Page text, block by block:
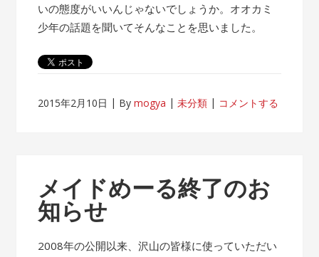
いの態度がいいんじゃないでしょうか。オオカミ
少年の話題を聞いてそんなことを思いました。
2015年2月10日 Bymogya 未分類 コメントする
メイドめーる終了のお
知らせ
2008年の公開以来、沢山の皆様に使っていただい